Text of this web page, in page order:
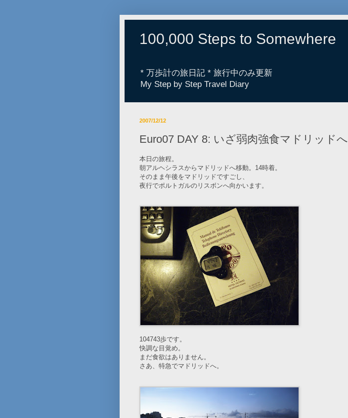
100,000 Steps to Somewhere
* 万歩計の旅日記 * 旅行中のみ更新
My Step by Step Travel Diary
2007/12/12
Euro07 DAY 8: いざ弱肉強食マドリッドへ
本日の旅程。
朝アルヘシラスからマドリッドへ移動。14時着。
そのまま午後をマドリッドですごし、
夜行でポルトガルのリスボンへ向かいます。
104743歩です。
快調な目覚め。
まだ食欲はありません。
さあ、特急でマドリッドへ。